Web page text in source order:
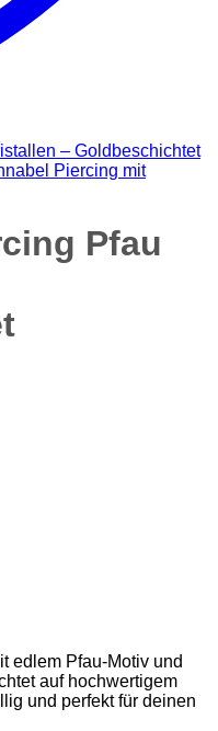
Piercing mit
Pfau
edlem Pfau-Motiv und
auf hochwertigem
und perfekt für deinen